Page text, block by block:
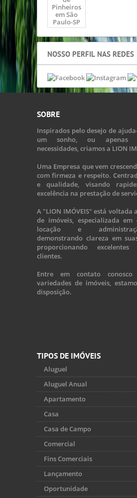
NOSSO PERFIL NAS REDES
SOBRE
Inspirados pelo desejo de
um sonho, ou apenas
necessidades, criamos a LION
Uma Empresa que vem
com firmeza e respeito.
e qualidade, visando
excelência na prestação de
A "LION IMÓVEIS" está voltada
de imóveis, especializada em
locação e
demonstrando clareza em
proporcionando
clientes.
Entre em contato
variedades de imóveis,
disposição.
TIPOS DE IMÓVEIS
Aluguel
Aluguel Anual
Apartamento
Casa
Casa de Campo
Comercial
Fins Comerciais
Lançamento
Oportunidade